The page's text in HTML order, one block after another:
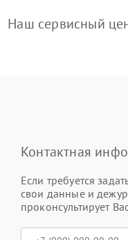
Наш сервисный
Контактная
Если требуется
свои данные и
проконсультирует